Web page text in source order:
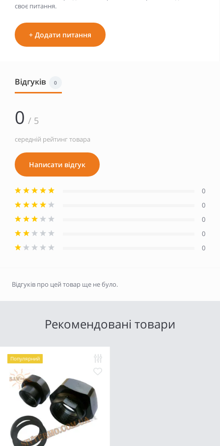
своє питання.
+ Додати питання
Відгуків 0
0 / 5
середній рейтинг товара
Написати відгук
0
0
0
0
0
Відгуків про цей товар ще не було.
Рекомендовані товари
Популярний